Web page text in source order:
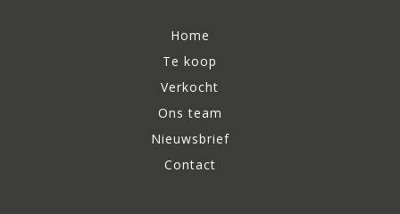
Home
Te koop
Verkocht
Ons team
Nieuwsbrief
Contact